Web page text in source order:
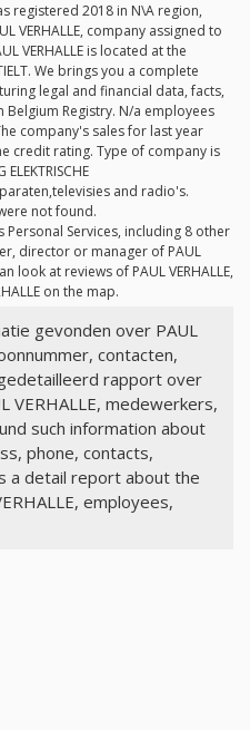
registered 2018 in N\A region,
VERHALLE, company assigned to
VERHALLE is located at the
We brings you a complete
legal and financial data, facts,
Registry. N/a employees
company's sales for last year
credit rating. Type of company is
and radio's.
not found.
Personal Services, including 8 other
director or manager of PAUL
look at reviews of PAUL VERHALLE,
on the map.
gevonden over PAUL
contacten,
rapport over
VERHALLE, medewerkers,
such information about
phone, contacts,
a detail report about the
employees,